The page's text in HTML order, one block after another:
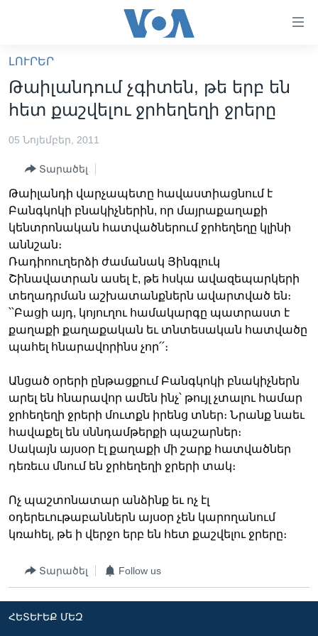
հիմնական
բովանդակությանը
անցնել
հիմնական
բովանդակությանը
բովանդակություն
ԼՈՒՐԵՐ
ՖԻԼՄԵՐ
ՖԻԼՄԵՐ
IN ENGLISH
ՄԵՐ ՄԱՍԻՆ
ՄԵՐ ՄԱՍԻՆ
«ԱՄԵՐԻԿԱՅԻ ՁԱՅՆ»-Ի ԿԱՆՈՆԱԴՐՈՒԹՅՈՒՆ
ԿԱՊ ՄԵԶ ՀԵՏ
ՈՒԿՐԱԻՆԱԿԱՆ ՊԱՏԵՐԱԶՄ
Learning English
ՀԵՏԵՒԵՔ ՄԵԶ
ԼՈՒՐԵՐ
Թաիլանդում չգիտեն, թե երբ են
հետ քաշվելու ջրհեղեղի ջրերը
05 Նոյեմբեր, 2011
Տարածել
Թաիլանդի վարչապետը հավաստիացնում է
Բանգկոկի բնակիչներին, որ մայրաքաղաքի
կենտրոնական հատվածներում ջրհեղեղը կլինի
աննշան։
Ռադիոուղերձի ժամանակ Յինգլուկ
Շինավատրան ասել է, թե հսկա ավազեպարկերի
տեղադրման աշխատանքներն ավարտված են։
՝՝Բացի այդ, կոյուղու համակարգը պատրաստ է
քաղաքի քաղաքական եւ տնտեսական հատվածը
պահել հնարավորինս չոր՛՛։
Անցած օրերի ընթացքում Բանգկոկի բնակիչներն
արել են հնարավոր ամեն ինչ՝ թույլ չտալու համար
ջրհեղեղի ջրերի մուտքն իրենց տներ։ Նրանք նաեւ
հավաքել են սննդամթերքի պաշարներ։
Սակայն այսօր էլ քաղաքի մի շարք հատվածներ
դեռեւս մնում են ջրհեղեղի ջրերի տակ։
Ոչ պաշտոնատար անձինք եւ ոչ էլ
օդերեւութաբաններն այսօր չեն կարողանում
կռահել, թե ի վերջո երբ են հետ քաշվելու ջրերը։
Տարածել Follow us
ՀԵՏԵՒԵՔ ՄԵԶ